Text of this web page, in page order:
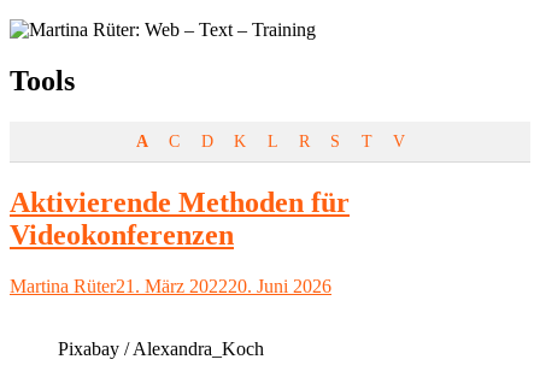
Schlagwort:
Tools
A C D K L R S T V
Aktivierende Methoden für
Videokonferenzen
Autor
Martina RüterVeröffentlicht
21. März 202220. Juni 2026
Pixabay / Alexandra_Koch